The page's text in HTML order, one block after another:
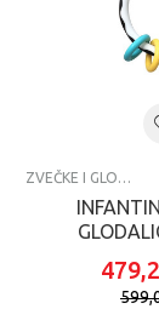
ZVEČKE I GLODALICE